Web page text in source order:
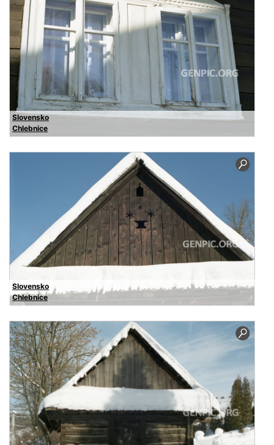
Slovensko
Chlebnice
Slovensko
Chlebnice